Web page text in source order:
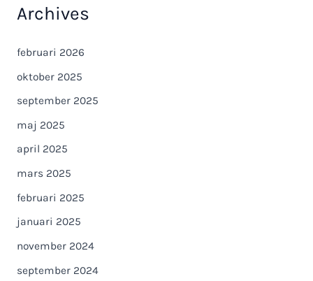
Archives
februari 2026
oktober 2025
september 2025
maj 2025
april 2025
mars 2025
februari 2025
januari 2025
november 2024
september 2024